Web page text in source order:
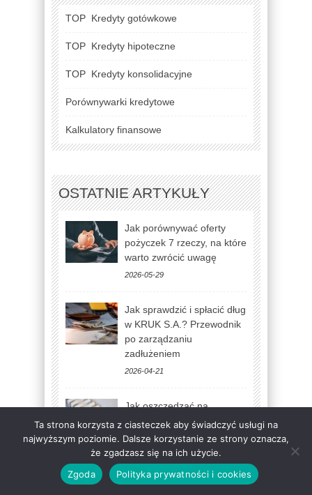
TOP Kredyty gotówkowe
TOP Kredyty hipoteczne
TOP Kredyty konsolidacyjne
Porównywarki kredytowe
Kalkulatory finansowe
OSTATNIE ARTYKUŁY
Jak porównywać oferty
pożyczek 7 rzeczy, na które
warto zwrócić uwagę
2026-05-29
Jak sprawdzić i spłacić dług
w KRUK S.A.? Przewodnik
po zarządzaniu
zadłużeniem
2026-04-21
Jak oszczędzać na
ogrzewaniu w bloku? 5
praktycznych porad
2026-04-18
Jak jeździć, aby
Ta strona korzysta z ciasteczek aby świadczyć usługi na
najwyższym poziomie. Dalsze korzystanie ze strony oznacza,
że zgadzasz się na ich użycie.
Zgoda
Polityka prywatności i cookies